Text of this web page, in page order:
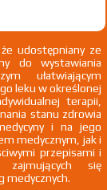
dzieci do 18 rż.;
renoprotekcyjne
ATC
udostępniany ze
do wystawiania
ułatwiającym
leku w określonej
terapii,
stanu zdrowia
i na jego
medycznym, jak i
przepisami i
zajmujących się
medycznych.